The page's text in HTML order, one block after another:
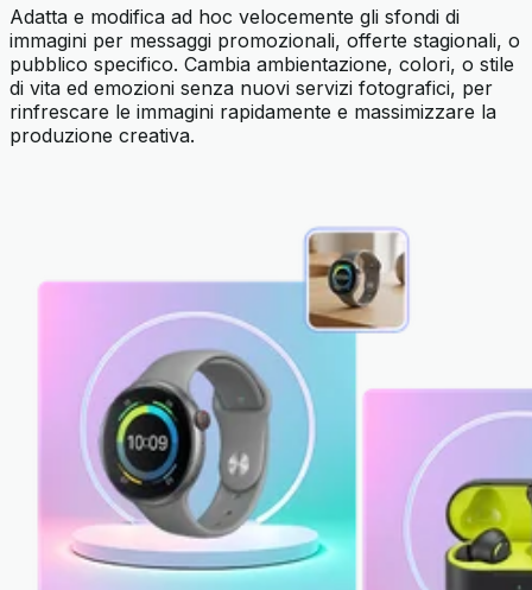
Adatta e modifica ad hoc velocemente gli sfondi di
immagini per messaggi promozionali, offerte stagionali, o
pubblico specifico. Cambia ambientazione, colori, o stile
di vita ed emozioni senza nuovi servizi fotografici, per
rinfrescare le immagini rapidamente e massimizzare la
produzione creativa.